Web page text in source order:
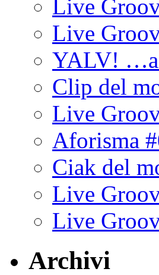
Live
Live
YALV! …a
Clip del
Live
Aforisma
Ciak del
Live
Live
Archivi